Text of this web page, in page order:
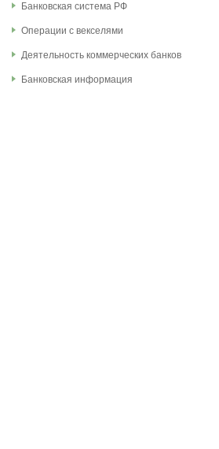
Банковская система РФ
Операции с векселями
Деятельность коммерческих банков
Банковская информация